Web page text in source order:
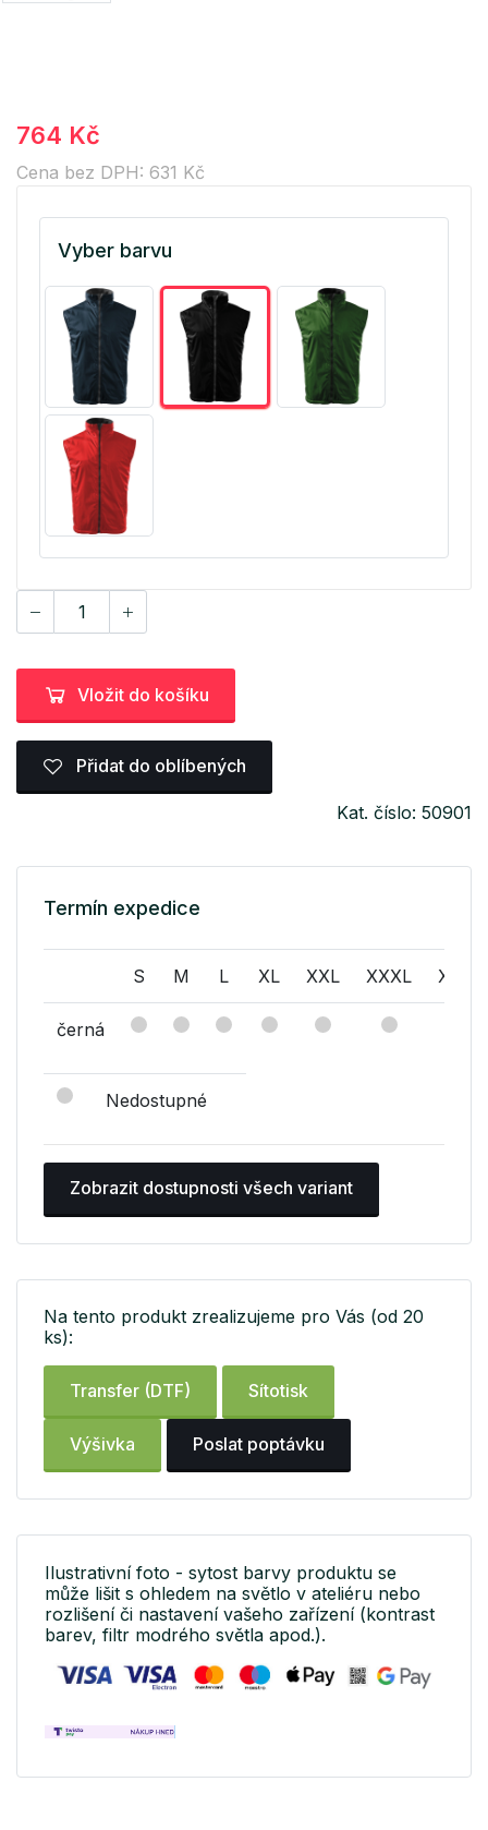
764 Kč
Cena bez DPH: 631 Kč
Vyber barvu
Vložit do košíku
Přidat do oblíbených
Kat. číslo: 50901
Termín expedice
S M L XL XXL XXXL
černá
Nedostupné
Zobrazit dostupnosti všech variant
Na tento produkt zrealizujeme pro Vás (od 20
ks):
Transfer (DTF) Sítotisk
Výšivka Poslat poptávku
Ilustrativní foto - sytost barvy produktu se
může lišit s ohledem na světlo v ateliéru nebo
rozlišení či nastavení vašeho zařízení (kontrast
barev, filtr modrého světla apod.).